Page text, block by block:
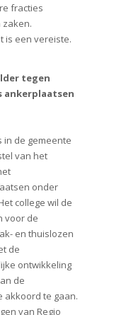
fracties
is een vereiste.
tegen
ankerplaatsen
in de gemeente
van het
onder
college wil de
voor de
en thuislozen
de
ontwikkeling
de
akkoord te gaan.
van Regio